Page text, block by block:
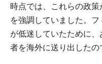
時点では、これらの政
を強調していました。
が低迷していたために
者を海外に送り出したの